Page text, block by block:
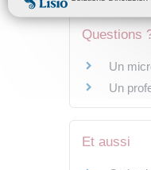
Questions
Un
Un
Et aussi